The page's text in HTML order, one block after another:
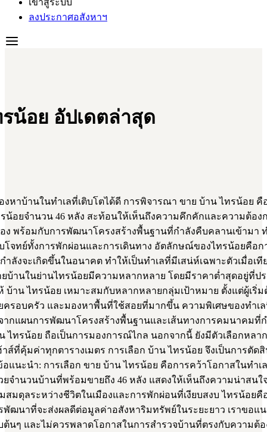
เข้าสู่ระบบ
ลงประกาศอสังหาฯ
น้อย อัปเดตล่าสุด
หาบ้านในทำเลที่เติบโตได้ดี การพิจารณา ขาย บ้าน ไทรน้อย คื
อยจำนวน 46 หลัง สะท้อนให้เห็นถึงความคึกคักและความต้อง
ง พร้อมกับการพัฒนาโครงสร้างพื้นฐานที่กำลังคืบคลานเข้ามา
โจทย์ทั้งการพักผ่อนและการเดินทาง อัตลักษณ์ของไทรน้อยคือ
ำลังจะเกิดขึ้นในอนาคต ทำให้เป็นทำเลที่มีเสน่ห์เฉพาะตัวเมื่อเ
บ้านในย่านไทรน้อยมีความหลากหลาย โดยมีราคาต่ำสุดอยู่ที่ป
บ้าน ไทรน้อย เหมาะสมกับหลากหลายกลุ่มเป้าหมาย ตั้งแต่ผู้เ
ครอบครัว และมองหาพื้นที่ใช้สอยที่มากขึ้น ความพิเศษของทำเ
กแผนการพัฒนาโครงสร้างพื้นฐานและเส้นทางการคมนาคมที่
ไทรน้อย ถือเป็นการมองการณ์ไกล นอกจากนี้ ยังมีตัวเลือกหลา
ส์ที่คุ้มค่าทุกตารางเมตร การเลือก บ้าน ไทรน้อย จึงเป็นการตั
แนะนำ: การเลือก ขาย บ้าน ไทรน้อย คือการคว้าโอกาสในทำ
ยจำนวนบ้านที่พร้อมขายถึง 46 หลัง แสดงให้เห็นถึงความน่าสน
มดุลระหว่างชีวิตในเมืองและการพักผ่อนที่เงียบสงบ ไทรน้อย
พัฒนาที่จะส่งผลดีต่อมูลค่าอสังหาริมทรัพย์ในระยะยาว เราขอ
ต้นๆ และไม่ควรพลาดโอกาสในการสำรวจบ้านที่ตรงกับความ